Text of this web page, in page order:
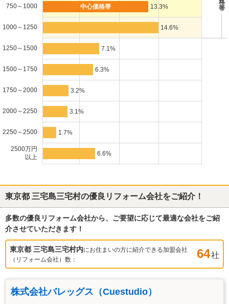
格
帯
750～1000 13.3%
1000～1250 14.6%
1250～1500 7.1%
1500～1750 6.3%
1750～2000 3.2%
2000～2250 3.1%
2250～2500 1.7%
2500万円
以上
6.6%
東京都 三宅島三宅村の優良リフォーム会社をご紹介！
多数の優良リフォーム会社から、ご要望に応じて最適な会社をご紹
介させていただきます！
東京都 三宅島三宅村内にお住まいの方に紹介できる加盟会社
（リフォーム会社）数：
64社
株式会社バレッグス（Cuestudio）